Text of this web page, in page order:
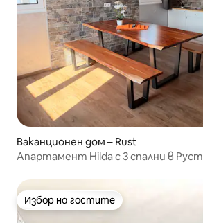
Ваканционен дом – Rust
Апартамент Hilda с 3 спални в Руст
Избор на гостите
Избор на гостите